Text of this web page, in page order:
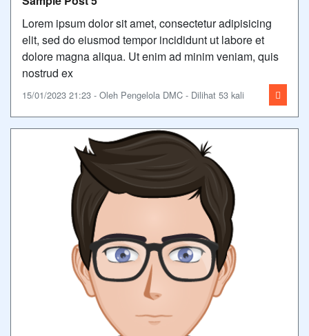
Lorem ipsum dolor sit amet, consectetur adipisicing
elit, sed do eiusmod tempor incididunt ut labore et
dolore magna aliqua. Ut enim ad minim veniam, quis
nostrud ex
15/01/2023 21:23 - Oleh Pengelola DMC - Dilihat 53 kali